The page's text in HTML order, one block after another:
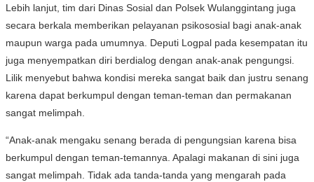
Lebih lanjut, tim dari Dinas Sosial dan Polsek Wulanggintang juga
secara berkala memberikan pelayanan psikososial bagi anak-anak
maupun warga pada umumnya. Deputi Logpal pada kesempatan itu
juga menyempatkan diri berdialog dengan anak-anak pengungsi.
Lilik menyebut bahwa kondisi mereka sangat baik dan justru senang
karena dapat berkumpul dengan teman-teman dan permakanan
sangat melimpah.
“Anak-anak mengaku senang berada di pengungsian karena bisa
berkumpul dengan teman-temannya. Apalagi makanan di sini juga
sangat melimpah. Tidak ada tanda-tanda yang mengarah pada